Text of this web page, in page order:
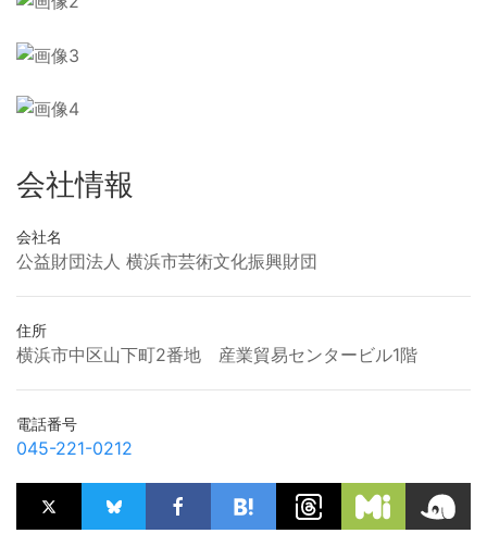
会社情報
会社名
公益財団法人 横浜市芸術文化振興財団
住所
横浜市中区山下町2番地 産業貿易センタービル1階
電話番号
045-221-0212